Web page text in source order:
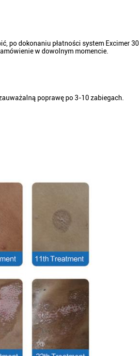
po dokonaniu płatności system Excimer
w dowolnym momencie.
poprawę po 3-10 zabiegach.